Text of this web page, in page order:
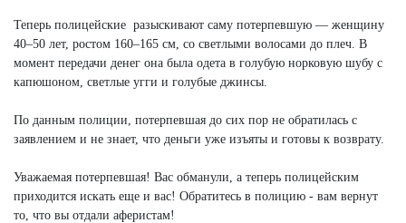
Теперь полицейские разыскивают саму потерпевшую — женщину
40–50 лет, ростом 160–165 см, со светлыми волосами до плеч. В
момент передачи денег она была одета в голубую норковую шубу с
капюшоном, светлые угги и голубые джинсы.
По данным полиции, потерпевшая до сих пор не обратилась с
заявлением и не знает, что деньги уже изъяты и готовы к возврату.
Уважаемая потерпевшая! Вас обманули, а теперь полицейским
приходится искать еще и вас! Обратитесь в полицию - вам вернут
то, что вы отдали аферистам!